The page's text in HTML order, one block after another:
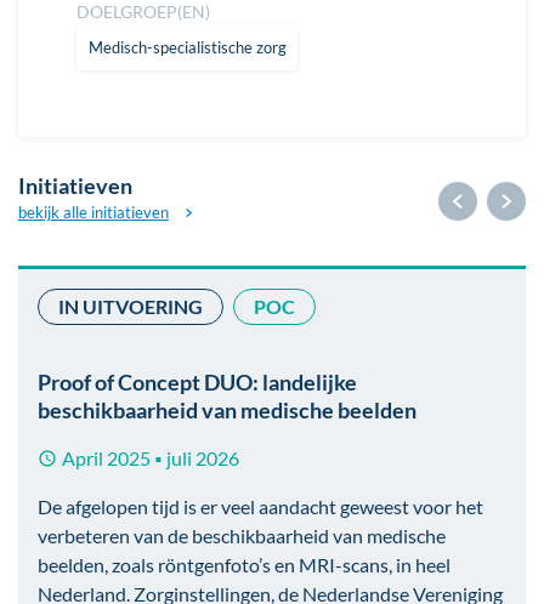
DOELGROEP(EN)
Medisch-specialistische zorg
Initiatieven
bekijk alle initiatieven
IN UITVOERING POC
Proof of Concept DUO: landelijke
beschikbaarheid van medische beelden
April 2025 ■ juli 2026
De afgelopen tijd is er veel aandacht geweest voor het
verbeteren van de beschikbaarheid van medische
beelden, zoals röntgenfoto’s en MRI-scans, in heel
Nederland. Zorginstellingen, de Nederlandse Vereniging